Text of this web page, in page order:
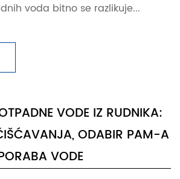
voda bitno se razlikuje...
VODE IZ RUDNIKA:
ODABIR PAM-A
VODE